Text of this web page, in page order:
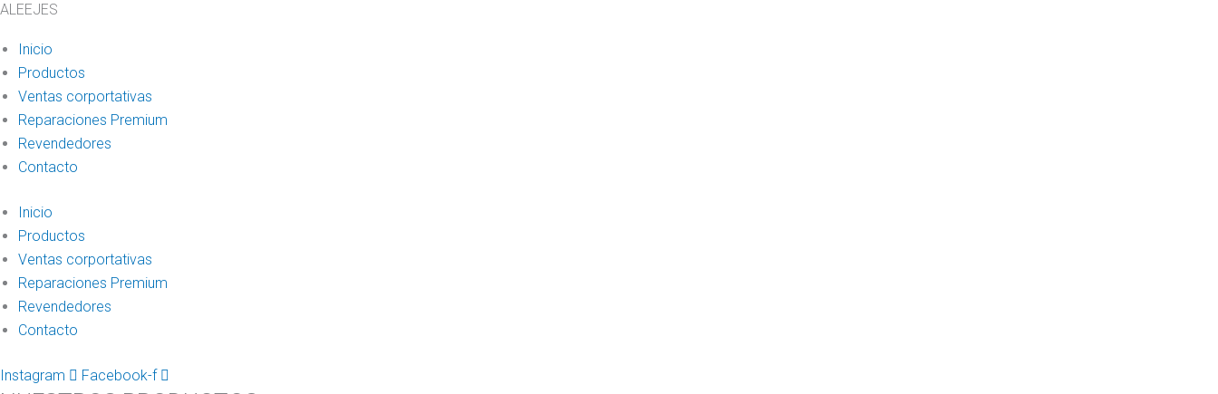
ALEEJES
Inicio
Productos
Ventas corportativas
Reparaciones Premium
Revendedores
Contacto
Inicio
Productos
Ventas corportativas
Reparaciones Premium
Revendedores
Contacto
Instagram Facebook-f
Argo,
Uno
Way,
eje
trasero
cantidad